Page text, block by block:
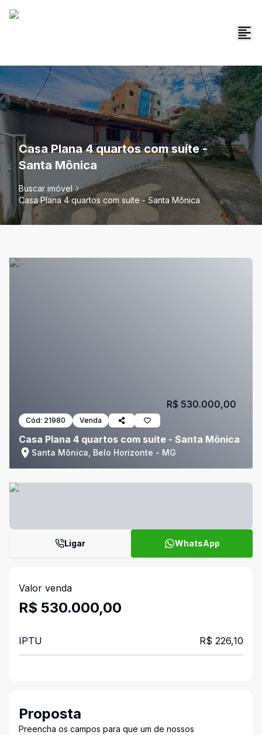
Casa Plana 4 quartos com suíte -
Santa Mônica
Buscar imóvel
Casa Plana 4 quartos com suíte - Santa Mônica
Cód: 21980 Venda
Casa Plana 4 quartos com suíte - Santa Mônica
Santa Mônica, Belo Horizonte - MG
R$ 530.000,00
Ligar WhatsApp
Valor venda
R$ 530.000,00
IPTU R$ 226,10
Proposta
Preencha os campos para que um de nossos